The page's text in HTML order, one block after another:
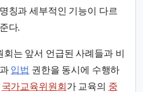
칭과 세부적인 기능이 다르
다.
회는 앞서 언급된 사례들과 비
입법 권한을 동시에 수행하
국가교육위원회 가 교육의 중